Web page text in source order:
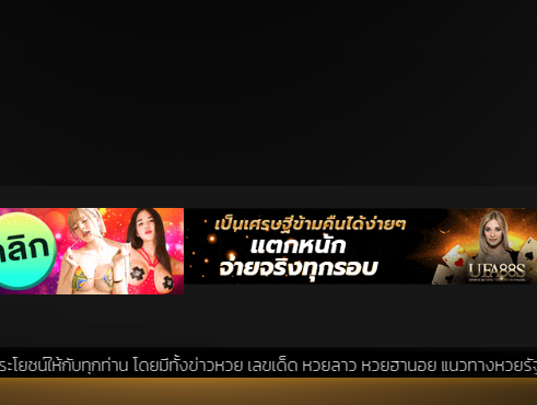
าน โดยมีทั้งข่าวหวย เลขเด็ด หวยลาว หวยฮานอย แนวทางหวยรัฐบาลแม่น